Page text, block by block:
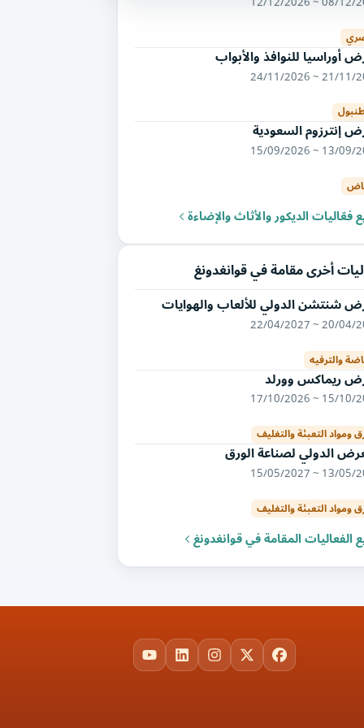
أوراسيا للنوافذ والأبواب
21/11/2026 ~
إنترزوم السعودية
13/09/2026 ~
فعّاليات الديكور والأثاث والإضاءة
أخرى مقامة في قوانغدونغ
شنتشن الدولي للألعاب والهوايات
20/04/2027 ~
والترفيه
ريماكس وورلد
15/10/2026 ~
ومواد التعبئة والتغليف
الدولي لصناعة الورق
13/05/2027 ~
ومواد التعبئة والتغليف
الفعاليات المقامة في قوانغدونغ
Facebook
X
Instagram
LinkedIn
YouTube